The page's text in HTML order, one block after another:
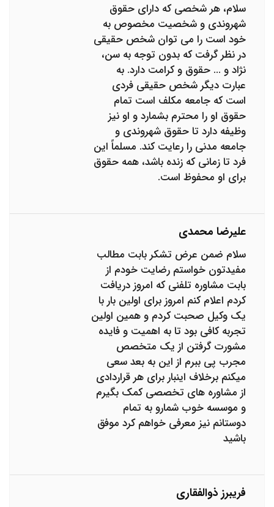
سلام، هر شخصی که دارای حقوق
شهروندی و شخصیت مخصوص به
خود است را می توان شخص حقیقی
در نظر گرفت که بدون توجه به سن،
نژاد و ... حقوق و کرامت دارد. به
عبارت دیگر شخص حقیقی فردی
است که جامعه مکلف است تمام
حقوق او را محترم بشمارد و او نیز
وظیفه دارد تا حقوق شهروندی و
جامعه مدنی را رعایت کند. مسلماً این
فرد تا زمانی که زنده باشد، همه حقوق
برای او محفوظ است.
علیرضا محمدی
سلام ضمن عرض تشکر بابت مطالب
مفیدتون خواستم رضایت خودم از
بابت مشاوره تلفنی که امروز دریافت
کردم اعلام کنم امروز برای اولین بار با
یک وکیل صحبت کردم و همین اولین
تجربه کافی بود تا به اهمیت و فایده
مشورت گرفتن از یک متخصص
مجرب پی ببرم از این به بعد سعی
میکنم برخلاف اینبار برای هر قراردادی
از مشاوره های تخصصی کمک بگیرم
و موسسه خوب شمارو به تمام
دوستانم نیز معرفی خواهم کرد موفق
باشید
فریبرز ذوالفقاری